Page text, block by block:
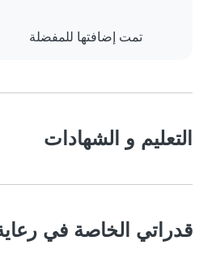
تمت إضافتها للمفضلة
التعليم و الشهادات
قدراتي الخاصة في